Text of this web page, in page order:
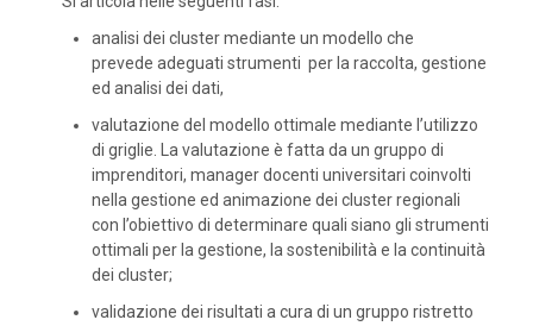
analisi dei cluster mediante un modello che
prevede adeguati strumenti per la raccolta, gestione
ed analisi dei dati,
valutazione del modello ottimale mediante l’utilizzo
di griglie. La valutazione è fatta da un gruppo di
imprenditori, manager docenti universitari coinvolti
nella gestione ed animazione dei cluster regionali
con l’obiettivo di determinare quali siano gli strumenti
ottimali per la gestione, la sostenibilità e la continuità
dei cluster;
validazione dei risultati a cura di un gruppo ristretto